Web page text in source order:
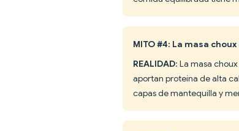
MITO #4: La masa
REALIDAD: La masa
aportan proteína de alta
capas de mantequilla y